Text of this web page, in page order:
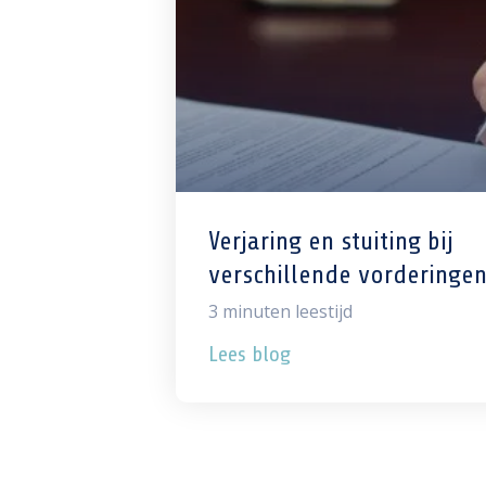
Verjaring en stuiting bij
verschillende vorderingen
3 minuten leestijd
Lees blog